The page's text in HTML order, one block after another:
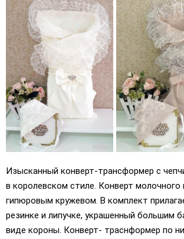
Изысканный конверт-трансформер с
в королевском стиле. Конверт молочного
гипюровым кружевом. В комплект
резинке и липучке, украшенный большим
виде короны. Конверт- траснформер по